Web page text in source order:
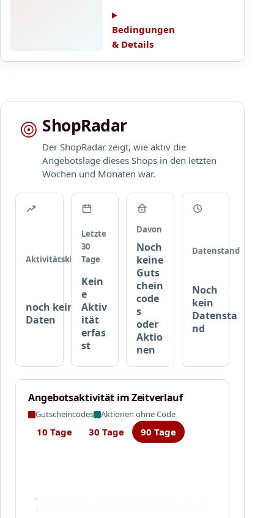
d
e
r
4
g
i
c
h
e
P
r
d
n
5
,
0
i
k
e
o
p
a
t
t
r
e
B
e
s
t
n
Bedingungen
& Details
ShopRadar
Der ShopRadar zeigt, wie aktiv die
Angebotslage dieses Shops in den letzten
Wochen und Monaten war.
Aktivitätsklasse
noch keine
Daten
Letzte
30
Tage
Kein
e
Aktiv
ität
erfas
st
Davon
Noch
keine
Guts
chein
code
s
oder
Aktio
nen
Datenstand
Noch
kein
Datensta
nd
Angebotsaktivität im Zeitverlauf
Gutscheincodes Aktionen ohne Code
10 Tage 30 Tage 90 Tage
4
5